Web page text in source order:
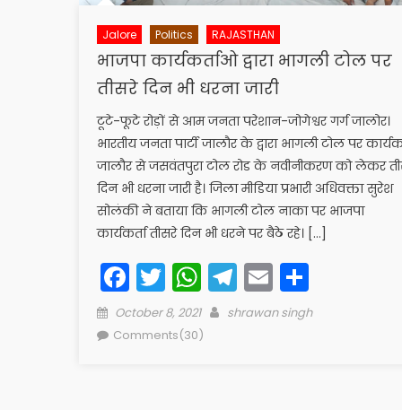
Jalore Politics RAJASTHAN
भाजपा कार्यकर्ताओ द्वारा भागली टोल पर
तीसरे दिन भी धरना जारी
टूटे-फूटे रोड़ों से आम जनता परेशान-जोगेश्वर गर्ग जालोर।
भारतीय जनता पार्टी जालौर के द्वारा भागली टोल पर
जालौर से जसवंतपुरा टोल रोड के नवीनीकरण को लेकर
दिन भी धरना जारी है। जिला मीडिया प्रभारी अधिवक्ता सुरेश
सोलंकी ने बताया कि भागली टोल नाका पर भाजपा
कार्यकर्ता तीसरे दिन भी धरने पर बैठे रहे। […]
Facebook
Twitter
WhatsApp
Telegram
EmailShare
Posted
on
October 8, 2021 Author
shrawan singh
Comments(30)